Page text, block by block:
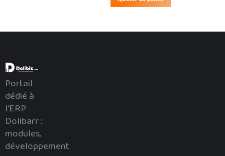
Portail
dédié à
l'ERP
Dolibarr :
modules,
développement